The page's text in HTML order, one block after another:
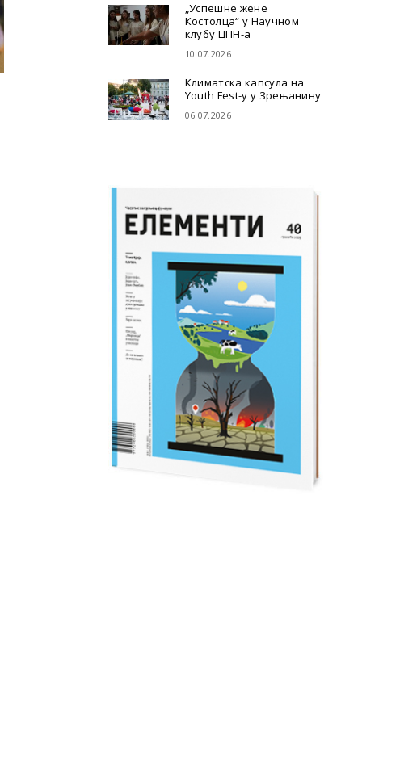
„Успешне жене
Костолца“ у Научном
клубу ЦПН-а
10.07.2026
Климатска капсула на
Youth Fest-у у Зрењанину
06.07.2026